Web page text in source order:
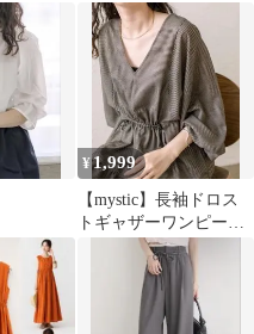
ュニック
¥1,999
【mystic】長袖ドロス
トギャザーワンピース